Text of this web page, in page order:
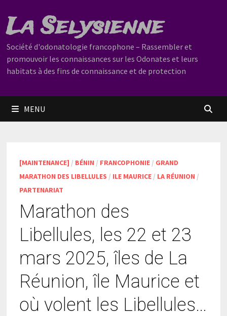
au
contenu
La Selysienne
Société d'odonatologie francophone – Rassembler et
promouvoir les connaissances sur les Odonates et leurs
habitats à des fins de connaissance et de protection
MENU
[MAINTENANCE] / BÉNIN / FRANCOPHONIE/ GRAND
MARATHON DES LIBELLULES / ILE MAURICE/ LA RÉUNION /
PARTENARIAT
Marathon des
Libellules, les 22 et 23
mars 2025, îles de La
Réunion, île Maurice et
où volent les Libellules…